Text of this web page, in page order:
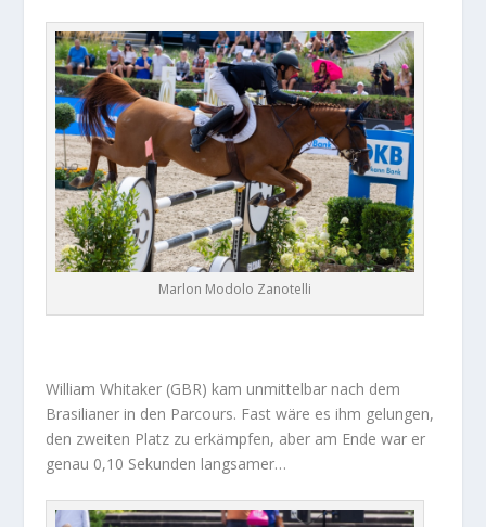
Marlon Modolo Zanotelli
William Whitaker (GBR) kam unmittelbar nach dem
Brasilianer in den Parcours. Fast wäre es ihm gelungen,
den zweiten Platz zu erkämpfen, aber am Ende war er
genau 0,10 Sekunden langsamer…